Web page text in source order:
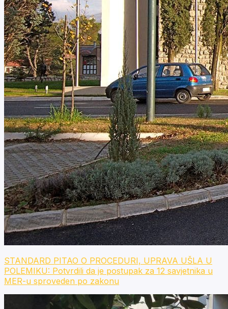
STANDARD PITAO O PROCEDURI, UPRAVA UŠLA U
POLEMIKU: Potvrdili da je postupak za 12 savjetnika u
MER-u sproveden po zakonu